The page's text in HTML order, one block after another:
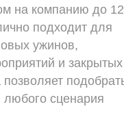
на компанию до 12
подходит для
ужинов,
и закрытых
сценария